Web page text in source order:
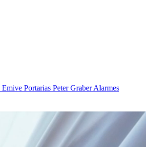
Emive Portarias Peter Graber Alarmes